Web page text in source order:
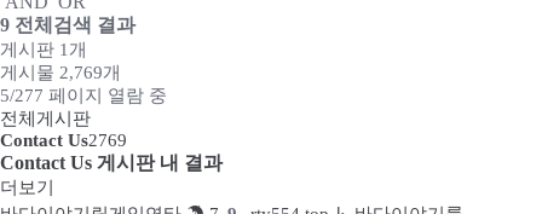
9 전체검색 결과
게시판 1개
게시물 2,769개
5/277 페이지 열람 중
전체게시판
Contact Us2769
Contact Us 게시판 내 결과
더보기